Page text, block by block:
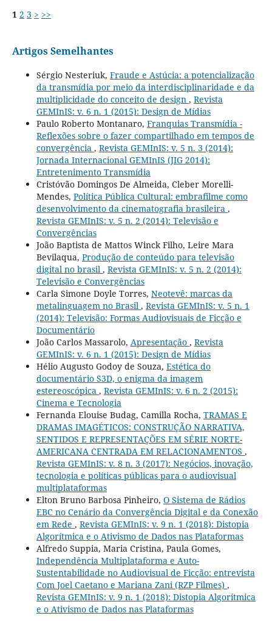
1 2 3 > >>
Artigos Semelhantes
Sérgio Nesteriuk, Fraude e Astúcia: a potencialização
da transmídia por meio da interdisciplinaridade e da
multiplicidade do conceito de design , Revista
GEMInIS: v. 6 n. 1 (2015): Design de Mídias
Paulo Roberto Montanaro, Franquias Transmídia -
Reflexões sobre o fazer compartilhado em tempos de
convergência , Revista GEMInIS: v. 5 n. 3 (2014):
Jornada Internacional GEMInIS (JIG 2014):
Entretenimento Transmídia
Cristóvão Domingos De Almeida, Cleber Morelli-
Mendes, Política Pública Cultural: embrafilme como
desenvolvimento da cinematografia brasileira ,
Revista GEMInIS: v. 5 n. 2 (2014): Televisão e
Convergências
João Baptista de Mattos Winck Filho, Leire Mara
Bevilaqua, Produção de conteúdo para televisão
digital no brasil , Revista GEMInIS: v. 5 n. 2 (2014):
Televisão e Convergências
Carla Simone Doyle Torres, Neotevê: marcas da
metalinguagem no Brasil , Revista GEMInIS: v. 5 n. 1
(2014): Televisão: Formas Audiovisuais de Ficção e
Documentário
João Carlos Massarolo, Apresentação , Revista
GEMInIS: v. 6 n. 1 (2015): Design de Mídias
Hélio Augusto Godoy de Souza, Estética do
documentário S3D, o enigma da imagem
estereoscópica , Revista GEMInIS: v. 6 n. 2 (2015):
Cinema e Tecnologia
Fernanda Elouise Budag, Camilla Rocha, TRAMAS E
DRAMAS IMAGÉTICOS: CONSTRUÇÃO NARRATIVA,
SENTIDOS E REPRESENTAÇÕES EM SÉRIE NORTE-
AMERICANA CENTRADA EM RELACIONAMENTOS ,
Revista GEMInIS: v. 8 n. 3 (2017): Negócios, inovação,
tecnologia e políticas públicas para o audiovisual
multiplataformas
Elton Bruno Barbosa Pinheiro, O Sistema de Rádios
EBC no Cenário da Convergência Digital e da Conexão
em Rede , Revista GEMInIS: v. 9 n. 1 (2018): Distopia
Algorítmica e o Ativismo de Dados nas Plataformas
Alfredo Suppia, Maria Cristina, Paula Gomes,
Independência Multiplataforma e Auto-
Sustentabilidade no Audiovisual de Ficção: entrevista
Com Joel Caetano e Mariana Zani (RZP Filmes) ,
Revista GEMInIS: v. 9 n. 1 (2018): Distopia Algorítmica
e o Ativismo de Dados nas Plataformas